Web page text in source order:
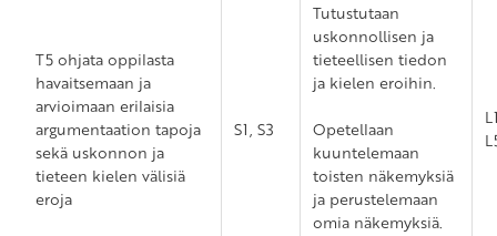
T5 ohjata oppilasta
havaitsemaan ja
arvioimaan erilaisia
argumentaation tapoja
sekä uskonnon ja
tieteen kielen välisiä
eroja
S1, S3
Tutustutaan
uskonnollisen ja
tieteellisen tiedon
ja kielen eroihin.
Opetellaan
kuuntelemaan
toisten näkemyksiä
ja perustelemaan
omia näkemyksiä.